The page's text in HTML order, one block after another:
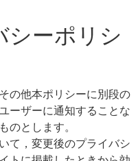
シーポリシ
の他本ポリシーに別段の
ーザーに通知することな
のとします。
て，変更後のプライバシ